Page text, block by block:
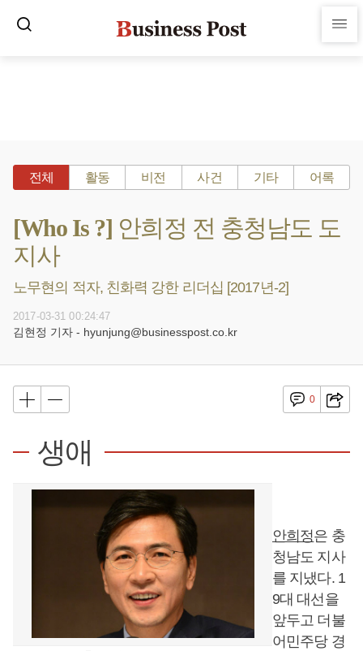
전체 활동 비전 사건 기타 어록
[Who Is ?] 안희정 전 충청남도 도
지사
노무현의 적자, 친화력 강한 리더십 [2017년-2]
2017-03-31 00:24:47
김현정 기자 - hyunjung@businesspost.co.kr
0
생애
안희정은 충
청남도 지사
를 지냈다. 1
9대 대선을
앞두고 더불
어민주당 경